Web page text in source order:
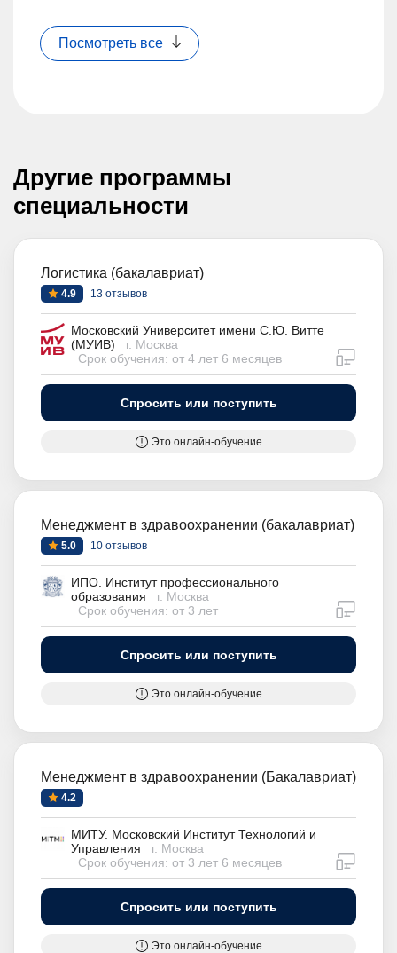
Посмотреть все
Другие программы
специальности
Логистика (бакалавриат)
4.9 13 отзывов
Московский Университет имени С.Ю. Витте
(МУИВ)
г. Москва
Срок обучения: от 4 лет 6 месяцев
Спросить или поступить
Это онлайн-обучение
Менеджмент в здравоохранении (бакалавриат)
5.0 10 отзывов
ИПО. Институт профессионального
образования
г. Москва
Срок обучения: от 3 лет
Спросить или поступить
Это онлайн-обучение
Менеджмент в здравоохранении (Бакалавриат)
4.2
МИТУ. Московский Институт Технологий и
Управления
г. Москва
Срок обучения: от 3 лет 6 месяцев
Спросить или поступить
Это онлайн-обучение